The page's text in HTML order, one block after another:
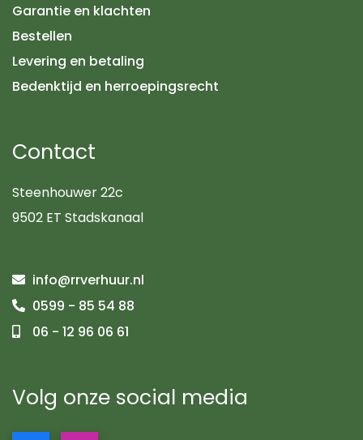
Garantie en klachten
Bestellen
Levering en betaling
Bedenktijd en herroepingsrecht
Contact
Steenhouwer 22c
9502 ET Stadskanaal
info@rrverhuur.nl
0599 - 85 54 88
06 - 12 96 06 61
Volg onze social media